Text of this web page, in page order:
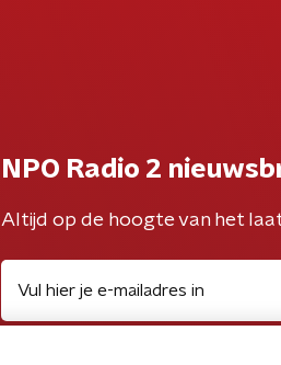
NPO Radio 2
Altijd op de hoogte van het